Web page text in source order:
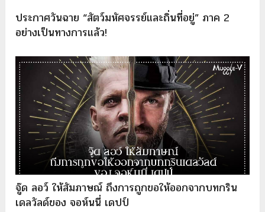
ประกาศวันฉาย “สัตว์มหัศจรรย์และถิ่นที่อยู่” ภาค 2
อย่างเป็นทางการแล้ว!
จู๊ด ลอว์ ให้สัมภาษณ์ ถึงการถูกขอให้ออกจากบทกริน
เดลวัลด์ของ จอห์นนี่ เดปป์